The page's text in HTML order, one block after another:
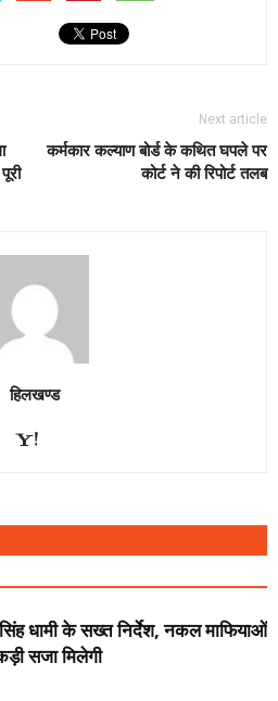
Next article
कर्मकार कल्याण बोर्ड के कथित घपले पर
कोर्ट ने की रिपोर्ट तलब
हिलखण्ड
धामी के सख्त निर्देश, नकल माफियाओं
सजा मिलेगी